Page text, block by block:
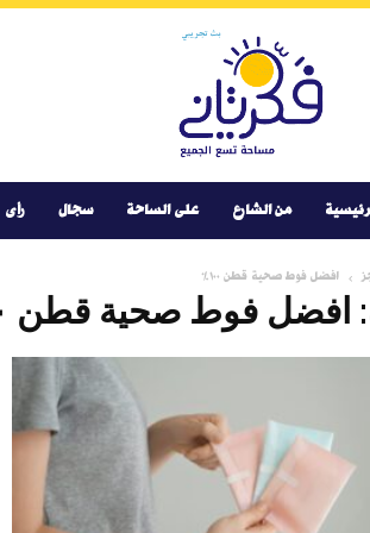
من الشارع على الساحة سجال رأى
افضل فوط صحية قطن ١٠٠٪
افضل فوط صحية قطن ١٠٠٪